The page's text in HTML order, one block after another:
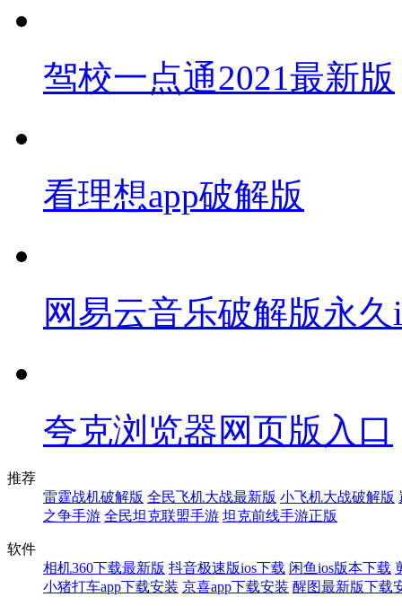
驾校一点通2021最新版
看理想app破解版
网易云音乐破解版永久
夸克浏览器网页版入口
推荐
雷霆战机破解版 全民飞机大战最新版 小飞机大战破解版
之争手游 全民坦克联盟手游 坦克前线手游正版
软件
相机360下载最新版 抖音极速版ios下载 闲鱼ios版本下载
小猪打车app下载安装 京喜app下载安装 醒图最新版下载